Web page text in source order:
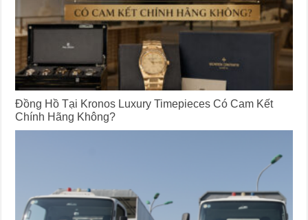
Đồng Hồ Tại Kronos Luxury Timepieces Có Cam Kết
Chính Hãng Không?